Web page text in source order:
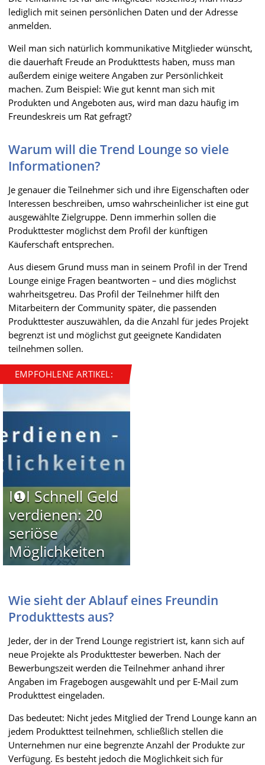
lediglich mit seinen persönlichen Daten und der Adresse
anmelden.
Weil man sich natürlich kommunikative Mitglieder wünscht,
die dauerhaft Freude an Produkttests haben, muss man
außerdem einige weitere Angaben zur Persönlichkeit
machen. Zum Beispiel: Wie gut kennt man sich mit
Produkten und Angeboten aus, wird man dazu häufig im
Freundeskreis um Rat gefragt?
Warum will die Trend Lounge so viele
Informationen?
Je genauer die Teilnehmer sich und ihre Eigenschaften oder
Interessen beschreiben, umso wahrscheinlicher ist eine gut
ausgewählte Zielgruppe. Denn immerhin sollen die
Produkttester möglichst dem Profil der künftigen
Käuferschaft entsprechen.
Aus diesem Grund muss man in seinem Profil in der Trend
Lounge einige Fragen beantworten – und dies möglichst
wahrheitsgetreu. Das Profil der Teilnehmer hilft den
Mitarbeitern der Community später, die passenden
Produkttester auszuwählen, da die Anzahl für jedes Projekt
begrenzt ist und möglichst gut geeignete Kandidaten
teilnehmen sollen.
EMPFOHLENE ARTIKEL:
I❶I Schnell Geld
verdienen: 20
seriöse
Möglichkeiten
Wie sieht der Ablauf eines Freundin
Produkttests aus?
Jeder, der in der Trend Lounge registriert ist, kann sich auf
neue Projekte als Produkttester bewerben. Nach der
Bewerbungszeit werden die Teilnehmer anhand ihrer
Angaben im Fragebogen ausgewählt und per E-Mail zum
Produkttest eingeladen.
Das bedeutet: Nicht jedes Mitglied der Trend Lounge kann an
jedem Produkttest teilnehmen, schließlich stellen die
Unternehmen nur eine begrenzte Anzahl der Produkte zur
Verfügung. Es besteht jedoch die Möglichkeit sich für